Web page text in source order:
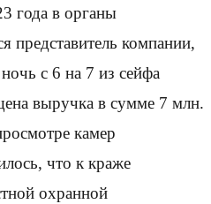
года в органы
представитель компании,
с 6 на 7 из сейфа
выручка в сумме 7 млн.
камер
что к краже
охранной